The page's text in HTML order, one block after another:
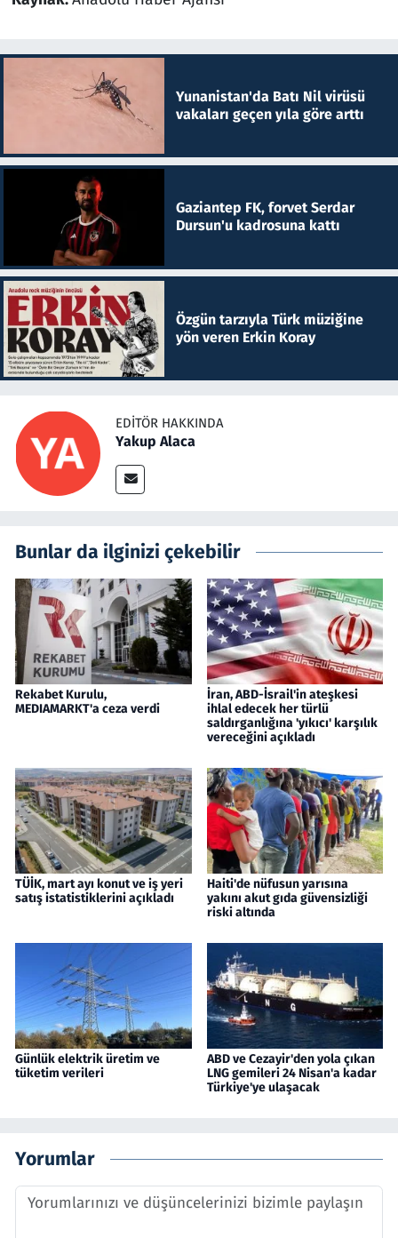
Yunanistan'da Batı Nil virüsü
vakaları geçen yıla göre arttı
Gaziantep FK, forvet Serdar
Dursun'u kadrosuna kattı
Özgün tarzıyla Türk müziğine
yön veren Erkin Koray
EDITÖR HAKKINDA
Yakup Alaca
Bunlar da ilginizi çekebilir
Rekabet Kurulu,
MEDIAMARKT'a ceza verdi
İran, ABD-İsrail'in ateşkesi
ihlal edecek her türlü
saldırganlığına 'yıkıcı' karşılık
vereceğini açıkladı
TÜİK, mart ayı konut ve iş yeri
satış istatistiklerini açıkladı
Haiti'de nüfusun yarısına
yakını akut gıda güvensizliği
riski altında
Günlük elektrik üretim ve
tüketim verileri
ABD ve Cezayir'den yola çıkan
LNG gemileri 24 Nisan'a kadar
Türkiye'ye ulaşacak
Yorumlar